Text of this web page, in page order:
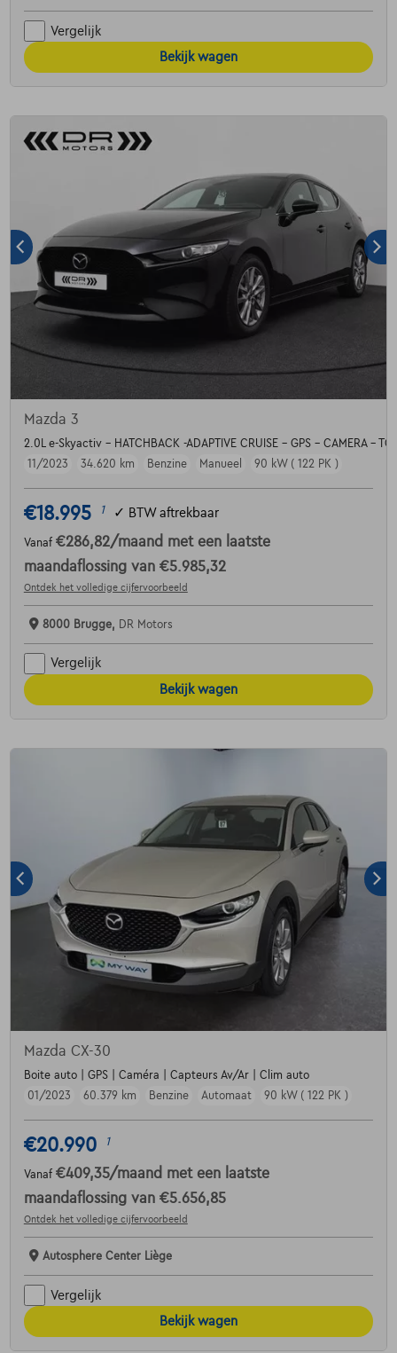
Vergelijk
Bekijk wagen
Mazda 3
2.0L e-Skyactiv - HATCHBACK -ADAPTIVE CRUISE - GPS - CAMERA -
11/2023
34.620 km Benzine Manueel 90 kW ( 122 PK )
€18.995 1 ✓ BTW aftrekbaar
Vanaf €286,82/maand met een laatste
maandaflossing van €5.985,32
Ontdek het volledige cijfervoorbeeld
8000 Brugge, DR Motors
Vergelijk
Bekijk wagen
Mazda CX-30
Boite auto | GPS | Caméra | Capteurs Av/Ar | Clim auto
01/2023
60.379 km Benzine Automaat 90 kW ( 122 PK )
€20.990 1
Vanaf €409,35/maand met een laatste
maandaflossing van €5.656,85
Ontdek het volledige cijfervoorbeeld
Autosphere Center Liège
Vergelijk
Bekijk wagen